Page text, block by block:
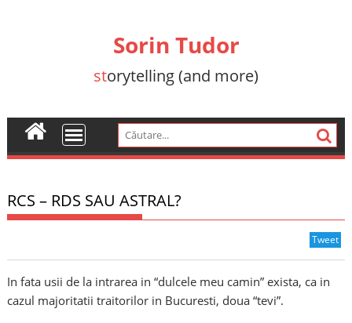
Sorin Tudor
storytelling (and more)
RCS – RDS SAU ASTRAL?
Tweet
In fata usii de la intrarea in “dulcele meu camin” exista, ca in
cazul majoritatii traitorilor in Bucuresti, doua “tevi”.